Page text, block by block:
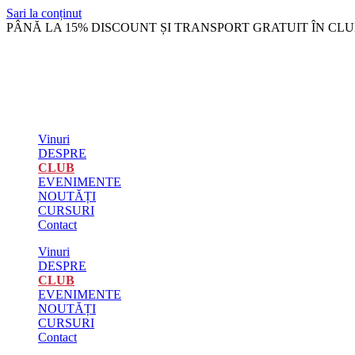
Sari la conținut
PÂNĂ LA 15% DISCOUNT ȘI TRANSPORT GRATUIT ÎN
Vinuri
DESPRE
CLUB
EVENIMENTE
NOUTĂȚI
CURSURI
Contact
Vinuri
DESPRE
CLUB
EVENIMENTE
NOUTĂȚI
CURSURI
Contact